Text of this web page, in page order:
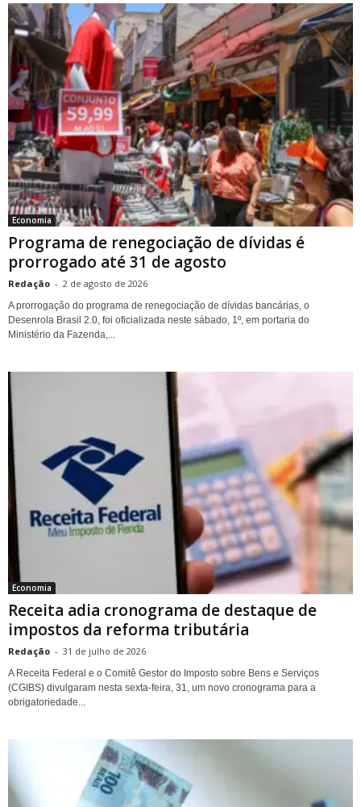
Economia
Programa de renegociação de dívidas é
prorrogado até 31 de agosto
Redação - 2 de agosto de 2026
A prorrogação do programa de renegociação de dívidas bancárias, o
Desenrola Brasil 2.0, foi oficializada neste sábado, 1º, em portaria do
Ministério da Fazenda,...
Economia
Receita adia cronograma de destaque de
impostos da reforma tributária
Redação - 31 de julho de 2026
A Receita Federal e o Comitê Gestor do Imposto sobre Bens e Serviços
(CGIBS) divulgaram nesta sexta-feira, 31, um novo cronograma para a
obrigatoriedade...